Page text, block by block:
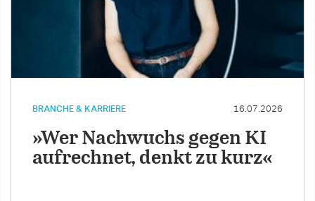
BRANCHE & KARRIERE 16.07.2026
»Wer Nachwuchs gegen KI
aufrechnet, denkt zu kurz«